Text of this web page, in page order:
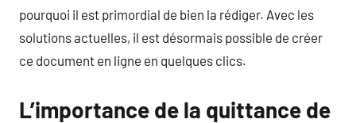
pourquoi il est primordial de bien la rédiger. Avec les
solutions actuelles, il est désormais possible de créer
ce document en ligne en quelques clics.
L’importance de la quittance de